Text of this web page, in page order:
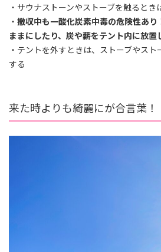
・サウナストーンやストーブを触るとき
・ 撤収中も一酸化炭素中毒の危険性あり
ままにしたり、炭や薪をテント内に放置
・テントを外すときは、ストーブやス
する
来た時よりも綺麗にが合言葉！